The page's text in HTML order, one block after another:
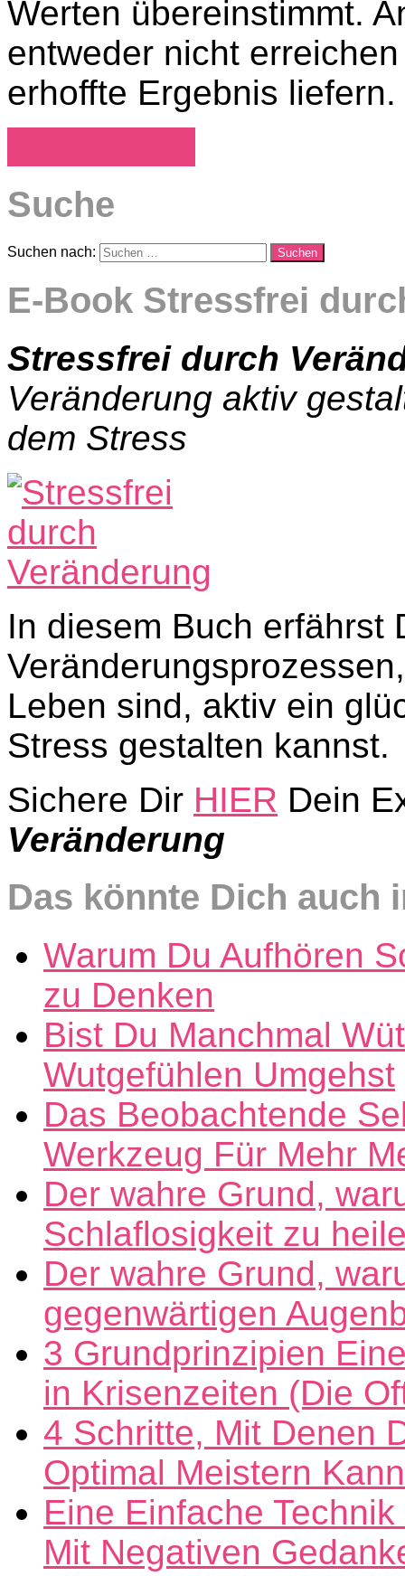
Werten übereinstimmt.
entweder nicht
erhoffte Ergebnis
Suche
Suchen nach: Suchen
E-Book Stressfrei
Stressfrei durch
Veränderung aktiv
dem Stress
In diesem Buch erfährst
Leben sind, aktiv ein
Stress gestalten kannst.
Sichere Dir HIER Dein
Veränderung
Das könnte Dich auch
Warum Du Aufhören
zu Denken
Bist Du Manchmal
Wutgefühlen Umgehst
Das Beobachtende
Werkzeug Für Mehr
Der wahre Grund,
Schlaflosigkeit zu
Der wahre Grund,
gegenwärtigen
3 Grundprinzipien
in Krisenzeiten (Die
4 Schritte, Mit Denen
Optimal Meistern
Eine Einfache
Mit Negativen